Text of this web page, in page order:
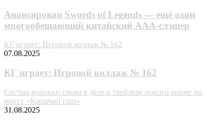
Анонсирован Swords of Legends — ещё один
многообещающий китайский AAA-слэшер
КГ играет: Игровой коллаж № 162
07.08.2025
КГ играет: Игровой коллаж № 162
Сёстры-воровки снова в деле в трейлере нового аниме по
манге «Кошачий глаз»
31.08.2025